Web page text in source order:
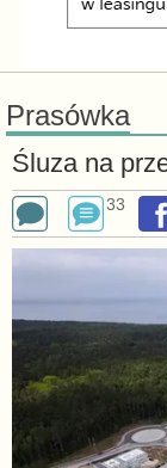
Prasówka
Śluza na
33